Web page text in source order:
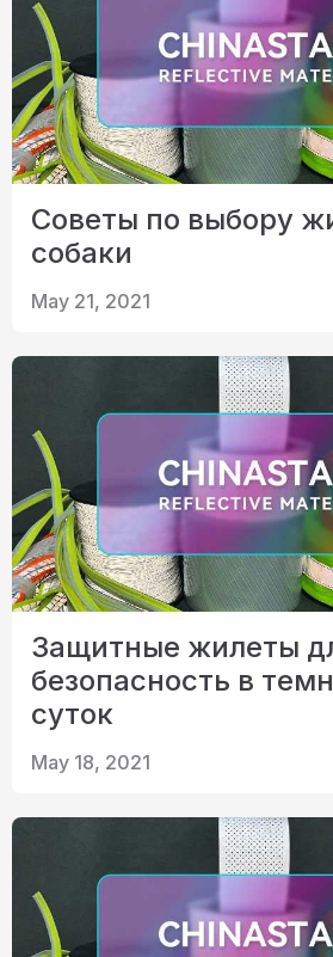
Советы по выбору
собаки
May 21, 2021
Защитные жилеты
безопасность в
суток
May 18, 2021